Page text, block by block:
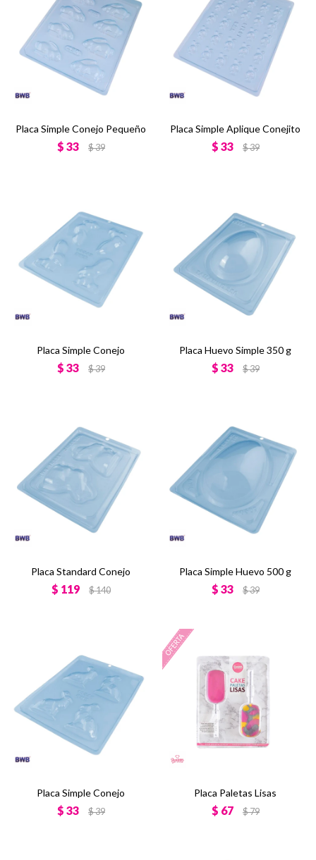
Placa Simple Conejo Pequeño
$ 33 $39
Placa Simple Aplique Conejito
$ 33 $39
Placa Simple Conejo
$ 33 $39
Placa Huevo Simple 350 g
$ 33 $39
Placa Standard Conejo
$ 119 $140
Placa Simple Huevo 500 g
$ 33 $39
Placa Simple Conejo
$ 33 $39
Placa Paletas Lisas
$ 67 $79